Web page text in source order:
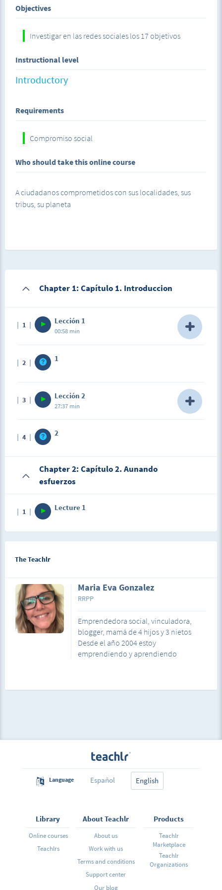
Objectives
Investigar en las redes sociales los 17 objetivos
Instructional level
Introductory
Requirements
Compromiso social
Who should take this online course
A ciudadanos comprometidos con sus localidades, sus
tribus, su planeta
Chapter 1: Capítulo 1. Introduccion
1 Lección 1
00:58 min
2 1
3 Lección 2
27:37 min
4 2
Chapter 2: Capítulo 2. Aunando
esfuerzos
1 Lecture 1
The Teachlr
Maria Eva Gonzalez
RRPP
Emprendedora social, vinculadora,
blogger, mamá de 4 hijos y 3 nietos
Desde el año 2004 estoy
emprendiendo y aprendiendo
Language Español English
Library
Online courses
Teachlrs
About Teachlr
About us
Work with us
Terms and conditions
Support center
Our blog
Products
Teachlr
Marketplace
Teachlr
Organizations